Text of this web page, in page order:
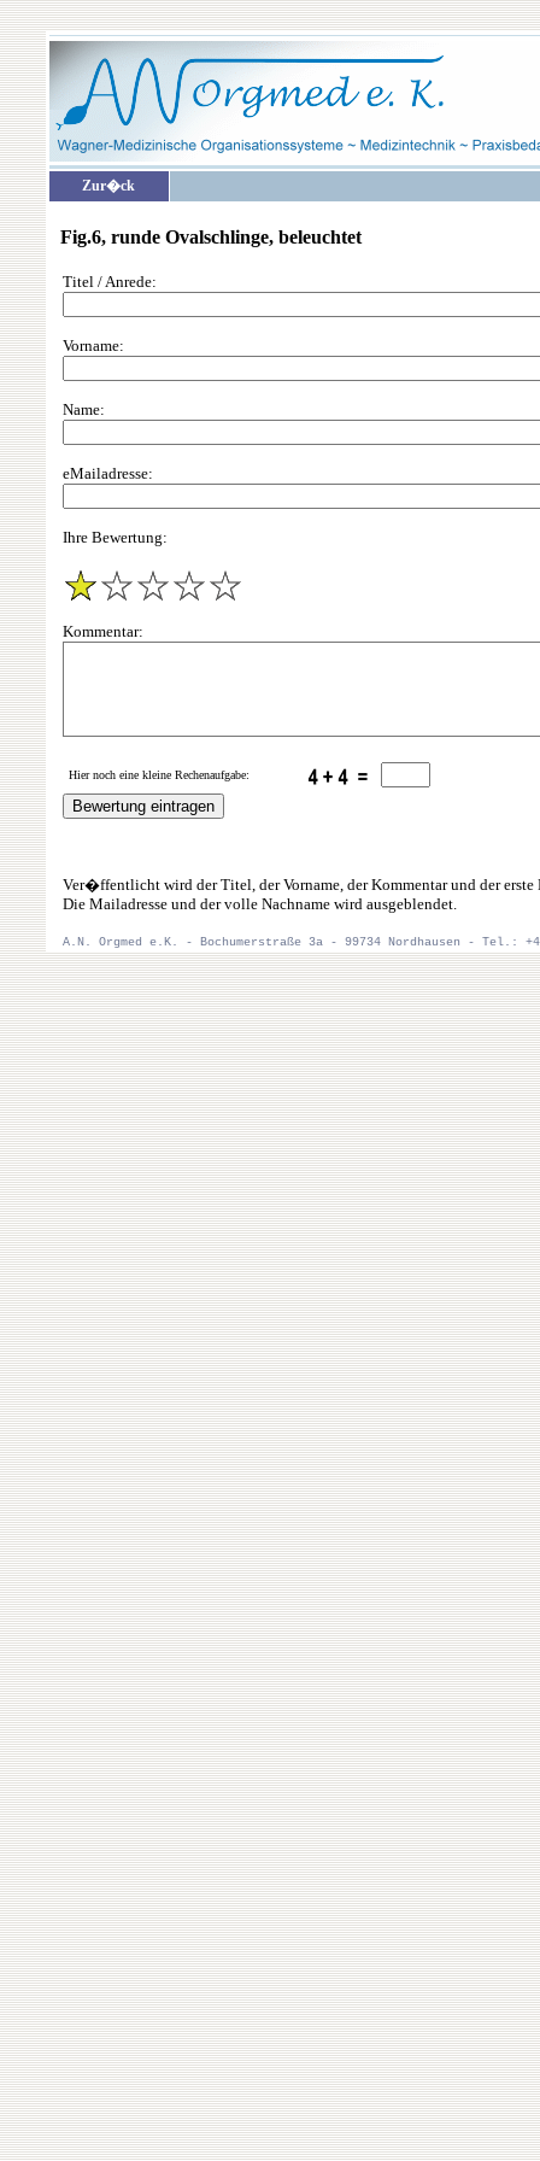
Zur�ck
Fig.6, runde Ovalschlinge, beleuchtet
Titel / Anrede:
Vorname:
Name:
eMailadresse:
Ihre Bewertung:
Kommentar:
Hier noch eine kleine Rechenaufgabe:
Ver�ffentlicht wird der Titel, der Vorname, der Kommentar und der erste
Die Mailadresse und der volle Nachname wird ausgeblendet.
A.N. Orgmed e.K. - Bochumerstraße 3a - 99734 Nordhausen - Tel.: